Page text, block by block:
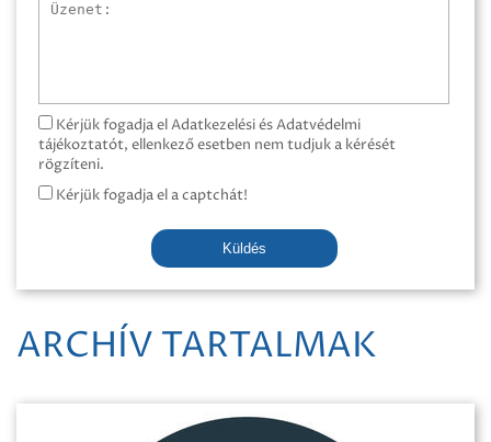
Üzenet
Kérjük fogadja el Adatkezelési és Adatvédelmi
tájékoztatót, ellenkező esetben nem tudjuk a kérését
rögzíteni.
Kérjük fogadja el a captchát!
Küldés
ARCHÍV TARTALMAK